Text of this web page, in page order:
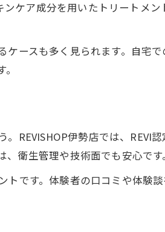
ケア成分を用いたトリートメン
ースも多く見られます。自宅
REVISHOP伊勢店では、REVI
衛生管理や技術面でも安心です。
です。体験者の口コミや体験